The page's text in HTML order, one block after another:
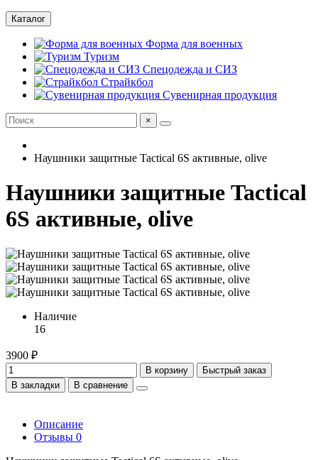
Каталог
Форма для военных
Туризм
Спецодежда и СИЗ
Страйкбол
Сувенирная продукция
×
Наушники защитные Tactical 6S активные, olive
Наушники защитные Tactical
6S активные, olive
Наличие
16
3900 ₽
В корзину
Быстрый заказ
В закладки
В сравнение
Описание
Отзывы 0